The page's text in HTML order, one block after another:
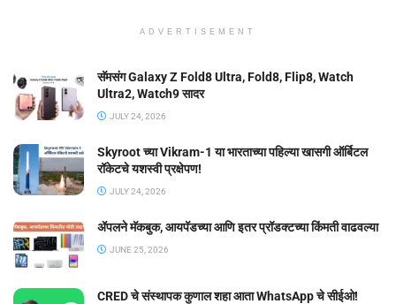
ADVERTISEMENT
सॅमसंग Galaxy Z Fold8 Ultra, Fold8, Flip8, Watch
Ultra2, Watch9 सादर
JULY 24, 2026
Skyroot च्या Vikram-1 या भारताच्या पहिल्या खासगी ऑर्बिटल
रॉकेटचे यशस्वी प्रक्षेपण!
JULY 24, 2026
ॲपलने मॅकबुक, आयपॅडच्या आणि इतर प्रॉडक्टच्या किंमती वाढवल्या
JUNE 25, 2026
CRED चे संस्थापक कुणाल शहा आता WhatsApp चे सीईओ!